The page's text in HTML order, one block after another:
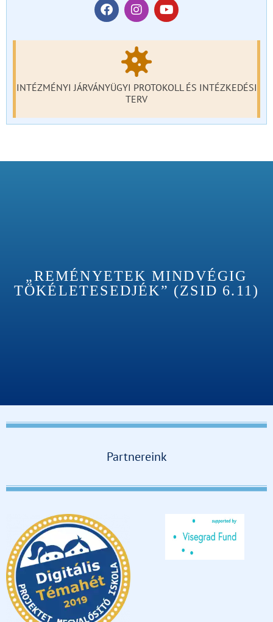
INTÉZMÉNYI JÁRVÁNYÜGYI PROTOKOLL ÉS INTÉZKEDÉSI
TERV
„REMÉNYETEK MINDVÉGIG
TÖKÉLETESEDJÉK” (ZSID 6.11)
Partnereink